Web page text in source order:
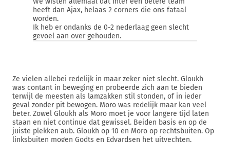
heeft dan Ajax, helaas 2 corners die ons fataal
worden.
Ik heb er ondanks de 0-2 nederlaag geen slecht
gevoel aan over gehouden.
Ze vielen allebei redelijk in maar zeker niet slecht. Gloukh
was contant in beweging en probeerde zich aan te bieden
terwijl de meesten als lamzakken stil stonden, of in ieder
geval zonder pit bewogen. Moro was redelijk maar kan veel
beter. Zowel Gloukh als Moro moet je voor langere tijd laten
staan en niet continue dat gewissel. Beiden basis en op de
juiste plekken aub. Gloukh op 10 en Moro op rechtsbuiten. Op
linksbuiten mogen Godts en Edvardsen het uitvechten.